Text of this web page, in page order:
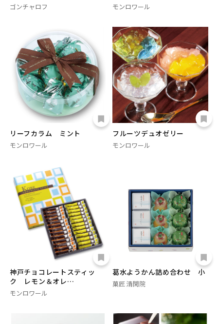
ゴンチャロフ モンロワール
リーフカラム ミント
モンロワール
フルーツデュオゼリー
モンロワール
神戸チョコレートスティッ
ク レモン＆オレ…
モンロワール
葛水ようかん詰め合わせ 小
菓匠 清閑院